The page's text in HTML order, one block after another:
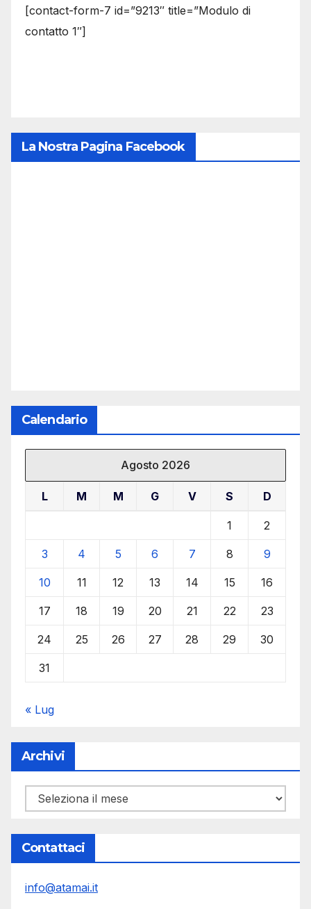
[contact-form-7 id=”9213″ title=”Modulo di
contatto 1″]
La Nostra Pagina Facebook
Calendario
Agosto 2026
L M M G V S D
1 2
3 4 5 6 7 8 9
10 11 12 13 14 15 16
17 18 19 20 21 22 23
24 25 26 27 28 29 30
31
« Lug
Archivi
Archivi
Contattaci
info@atamai.it